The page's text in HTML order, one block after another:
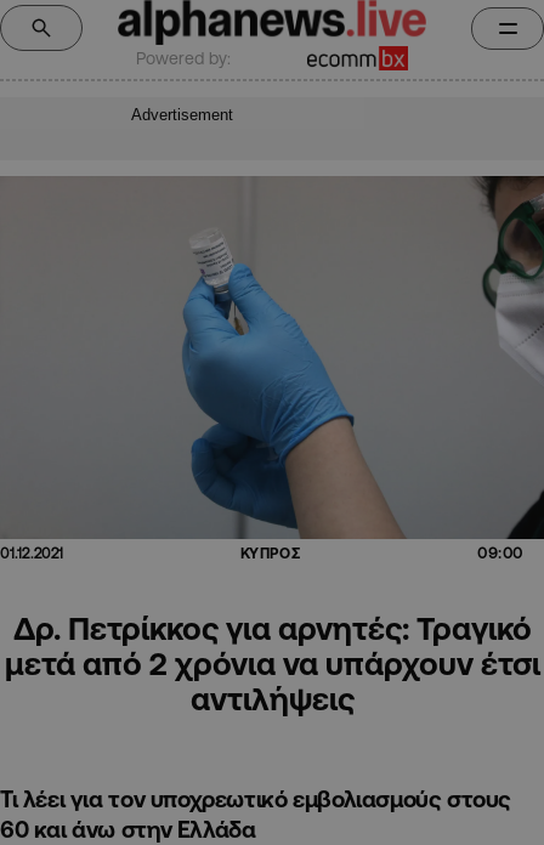
Powered by:
Advertisement
01.12.2021 ΚΥΠΡΟΣ 09:00
Δρ. Πετρίκκος για αρνητές: Τραγικό
μετά από 2 χρόνια να υπάρχουν έτσι
αντιλήψεις
Τι λέει για τον υποχρεωτικό εμβολιασμούς στους
60 και άνω στην Ελλάδα